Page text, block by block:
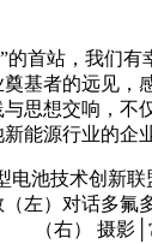
的首站，我们有
基者的远见，
思想交响，不
能源行业的企